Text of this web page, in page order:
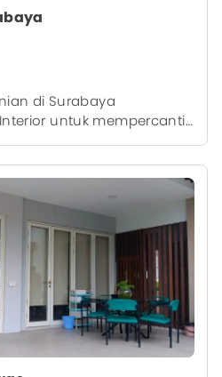
di Surabaya
untuk mempercantik